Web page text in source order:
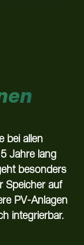
bei allen
Jahre lang
besonders
Speicher auf
PV-Anlagen
integrierbar.